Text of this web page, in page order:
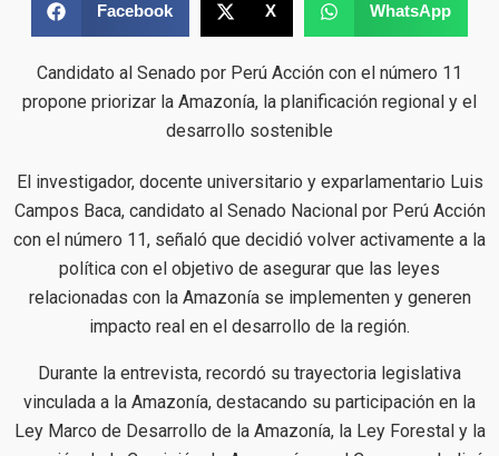
Facebook X WhatsApp
Candidato al Senado por Perú Acción con el número 11
propone priorizar la Amazonía, la planificación regional y el
desarrollo sostenible
El investigador, docente universitario y exparlamentario Luis
Campos Baca, candidato al Senado Nacional por Perú Acción
con el número 11, señaló que decidió volver activamente a la
política con el objetivo de asegurar que las leyes
relacionadas con la Amazonía se implementen y generen
impacto real en el desarrollo de la región.
Durante la entrevista, recordó su trayectoria legislativa
vinculada a la Amazonía, destacando su participación en la
Ley Marco de Desarrollo de la Amazonía, la Ley Forestal y la